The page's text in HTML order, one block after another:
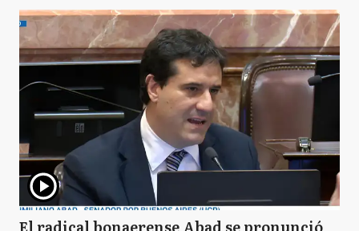
El radical bonaerense Abad se pronunció